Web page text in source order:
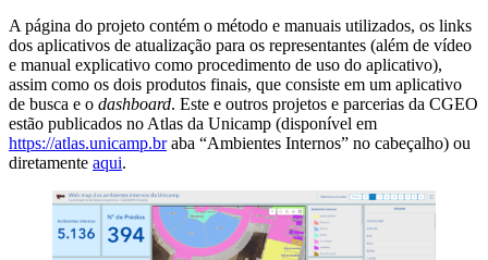
A página do projeto contém o método e manuais utilizados, os links
dos aplicativos de atualização para os representantes (além de vídeo
e manual explicativo como procedimento de uso do aplicativo),
assim como os dois produtos finais, que consiste em um aplicativo
de busca e o dashboard. Este e outros projetos e parcerias da CGEO
estão publicados no Atlas da Unicamp (disponível em
https://atlas.unicamp.braba “Ambientes Internos” no cabeçalho) ou
diretamente aqui.